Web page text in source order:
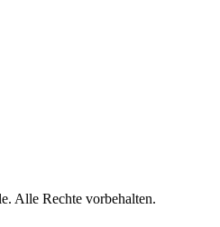
Alle Rechte vorbehalten.